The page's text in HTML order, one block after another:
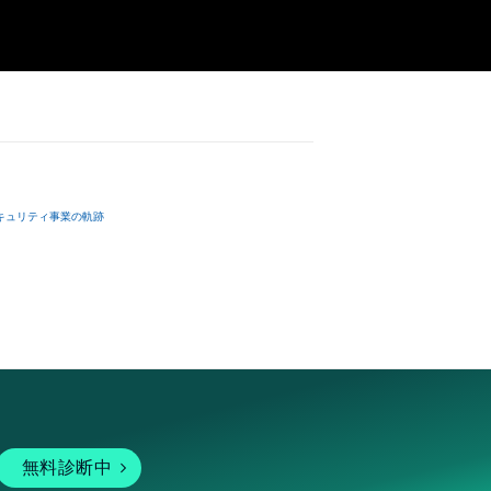
note of
out two bars
design
and
data
of
reverse
and
even if This
ュリティ事業の軌跡
無料診断中